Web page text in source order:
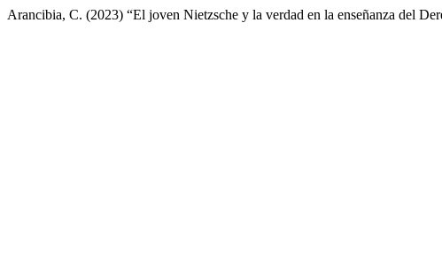
Arancibia, C. (2023) “El joven Nietzsche y la verdad en la enseñanza del